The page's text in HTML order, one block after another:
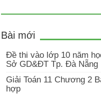
Bài mới
Đề thi vào lớp 10 năm
Sở GD&ĐT Tp. Đà Nẵng
Giải Toán 11 Chương 2
hợp